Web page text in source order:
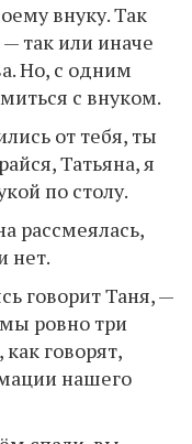
внуку. Так
так или иначе
Но, с одним
с внуком.
от тебя, ты
Татьяна, я
по столу.
рассмеялась,
нет.
говорит Таня, —
ровно три
говорят,
нашего